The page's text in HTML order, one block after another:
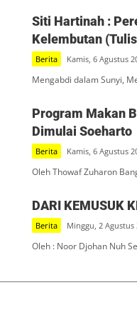
Siti Hartinah :
Kelembutan
Berita Kamis, 6 Agustus
Mengabdi dalam Sunyi,
Program Makan
Dimulai Soeharto
Berita Kamis, 6 Agustus
Oleh Thowaf Zuharon
DARI KEMUSUK
Berita Minggu, 2 Agustus
Oleh : Noor Djohan Nuh